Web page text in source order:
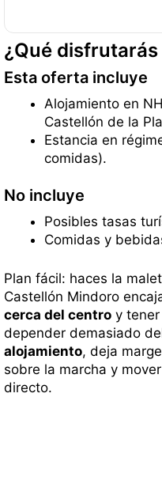
¿Qué
Esta oferta incluye
Alojamiento en
Castellón de la
Estancia en
comidas).
No incluye
Posibles tasas
Comidas y
Plan fácil: haces la
Castellón Mindoro
cerca del centro y
depender demasiado
alojamiento, deja
sobre la marcha y
directo.